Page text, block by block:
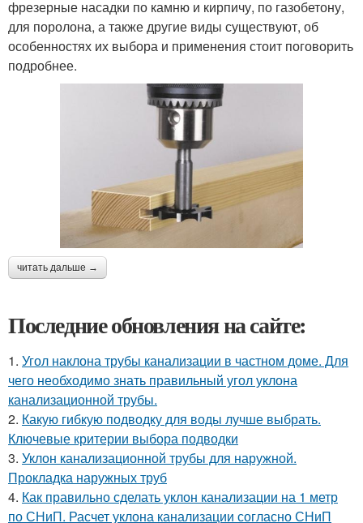
фрезерные насадки по камню и кирпичу, по газобетону,
для поролона, а также другие виды существуют, об
особенностях их выбора и применения стоит поговорить
подробнее.
читать дальше →
Последние обновления на сайте:
1. Угол наклона трубы канализации в частном доме. Для
чего необходимо знать правильный угол уклона
канализационной трубы.
2. Какую гибкую подводку для воды лучше выбрать.
Ключевые критерии выбора подводки
3. Уклон канализационной трубы для наружной.
Прокладка наружных труб
4. Как правильно сделать уклон канализации на 1 метр
по СНиП. Расчет уклона канализации согласно СНиП